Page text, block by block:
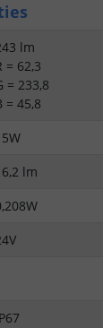
lm
= 62,3
= 233,8
= 45,8
lm